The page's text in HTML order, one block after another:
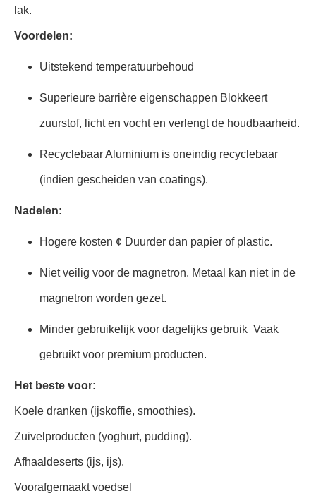
lak.
Voordelen:
Uitstekend temperatuurbehoud
Superieure barrière eigenschappen Blokkeert
zuurstof, licht en vocht en verlengt de houdbaarheid.
Recyclebaar Aluminium is oneindig recyclebaar
(indien gescheiden van coatings).
Nadelen:
Hogere kosten ¢ Duurder dan papier of plastic.
Niet veilig voor de magnetron. Metaal kan niet in de
magnetron worden gezet.
Minder gebruikelijk voor dagelijks gebruik ️ Vaak
gebruikt voor premium producten.
Het beste voor:
Koele dranken (ijskoffie, smoothies).
Zuivelproducten (yoghurt, pudding).
Afhaaldeserts (ijs, ijs).
Voorafgemaakt voedsel